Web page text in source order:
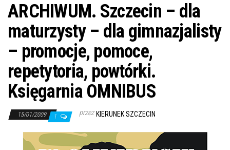
a
ARCHIWUM. Szczecin – dla
maturzysty – dla gimnazjalisty
– promocje, pomoce,
repetytoria, powtórki.
Księgarnia OMNIBUS
15/01/2009 1 przez KIERUNEK SZCZECIN